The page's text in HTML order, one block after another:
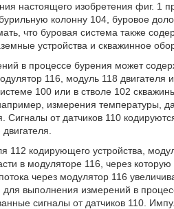
настоящего изобретения фиг. 1
колонну 104, буровое
что буровая система также
устройства и скважинное
в процессе бурения может
116, модуль 118
100 или в стволе 102
измерения температуры,
Сигналы от датчиков 110
112 кодирующего устройства,
в модуляторе 116, через
через модулятор 116
выполнения измерений в
сигналы от датчиков 110.